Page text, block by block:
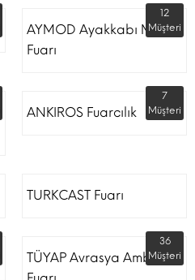
AYMOD Ayakkabı Moda
Fuarı
12
Müşteri
ANKIROS Fuarcılık
7
Müşteri
TURKCAST Fuarı
TÜYAP Avrasya Ambalaj
36
Müşteri